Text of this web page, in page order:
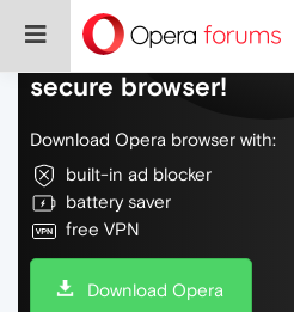
Do more on the web,
secure browser!
Download Opera browser with:
built-in ad blocker
battery saver
free VPN
Download Opera